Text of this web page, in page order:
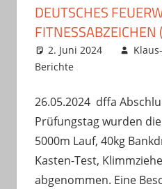
DEUTSCHES
2. Juni 2024
Berichte
26.05.2024 dffa
Prüfungstag wurden
5000m Lauf, 40kg
Kasten-Test,
abgenommen. Eine